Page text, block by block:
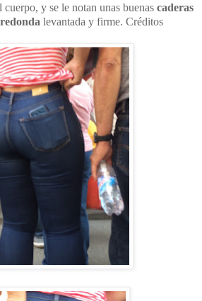
cuerpo, y se le notan unas buenas caderas
levantada y firme. Créditos